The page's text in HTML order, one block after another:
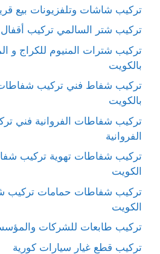
تركيب شاشات وتلفزيونات بيع
تركيب شتر السالمي تركيب
تركيب شترات المنيوم للكراج و
بالكويت
تركيب شفاط فني تركيب
بالكويت
تركيب شفاطات الفروانية فني
الفروانية
تركيب شفاطات تهوية تركيب
الكويت
تركيب شفاطات حمامات تركيب
الكويت
تركيب طابعات للشركات
تركيب قطع غيار سيارات كورية